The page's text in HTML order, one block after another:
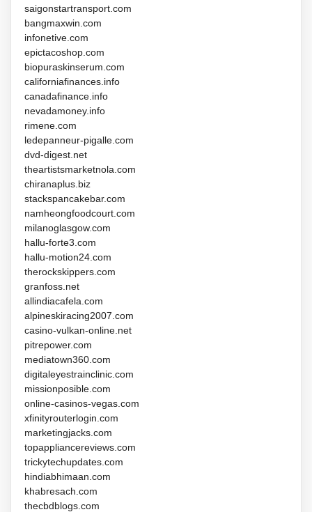
saigonstartransport.com
bangmaxwin.com
infonetive.com
epictacoshop.com
biopuraskinserum.com
californiafinances.info
canadafinance.info
nevadamoney.info
rimene.com
ledepanneur-pigalle.com
dvd-digest.net
theartistsmarketnola.com
chiranaplus.biz
stackspancakebar.com
namheongfoodcourt.com
milanoglasgow.com
hallu-forte3.com
hallu-motion24.com
therockskippers.com
granfoss.net
allindiacafela.com
alpineskiracing2007.com
casino-vulkan-online.net
pitrepower.com
mediatown360.com
digitaleyestrainclinic.com
missionposible.com
online-casinos-vegas.com
xfinityrouterlogin.com
marketingjacks.com
topappliancereviews.com
trickytechupdates.com
hindiabhimaan.com
khabresach.com
thecbdblogs.com